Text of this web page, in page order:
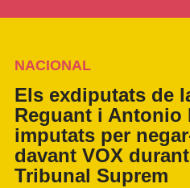
NACIONAL
Els exdiputats de
Reguant i Antonio
imputats per
davant VOX
Tribunal Suprem